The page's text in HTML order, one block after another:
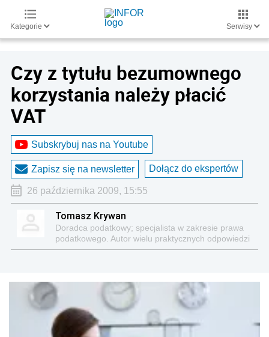
Kategorie Serwisy
Czy z tytułu bezumownego
korzystania należy płacić
VAT
Subskrybuj nas na Youtube
Zapisz się na newsletter Dołącz do ekspertów
26 października 2009, 15:55
Tomasz Krywan
Doradca podatkowy; specjalista w zakresie prawa
podatkowego. Autor wielu praktycznych odpowiedzi
na pytania z zakresu prawa podatkowego i licznych